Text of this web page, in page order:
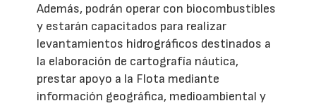
Además, podrán operar con biocombustibles
y estarán capacitados para realizar
levantamientos hidrográficos destinados a
la elaboración de cartografía náutica,
prestar apoyo a la Flota mediante
información geográfica, medioambiental y